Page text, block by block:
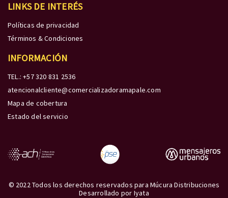
LINKS DE INTERÉS
Políticas de privacidad
Términos & Condiciones
INFORMACIÓN
TEL.: +57 320 831 2536
atencionalcliente@comercializadoramapale.com
Mapa de cobertura
Estado del servicio
© 2022 Todos los derechos reservados para Múcura Distribuciones
Desarrollado por Iyata